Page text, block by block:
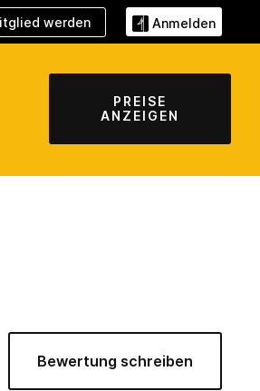
werden Anmelden
PREISE
ANZEIGEN
Bewertung schreiben